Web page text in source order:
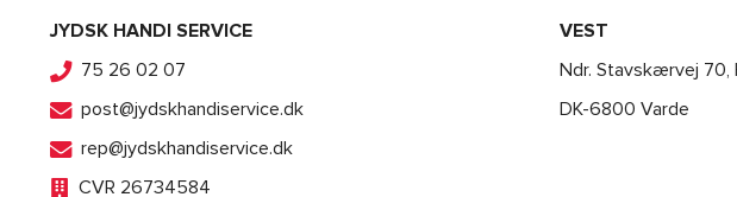
JYDSK HANDI SERVICE
75 26 02 07
post@jydskhandiservice.dk
rep@jydskhandiservice.dk
CVR 26734584
VEST
Ndr. Stavskærvej 70,
DK-6800 Varde